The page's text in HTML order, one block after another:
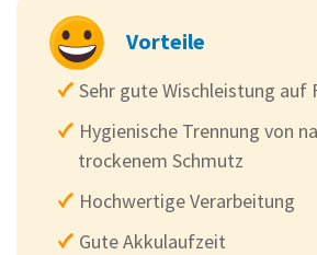
Vorteile
Sehr gute Wischleistung auf
Hygienische Trennung von
trockenem Schmutz
Hochwertige Verarbeitung
Gute Akkulaufzeit